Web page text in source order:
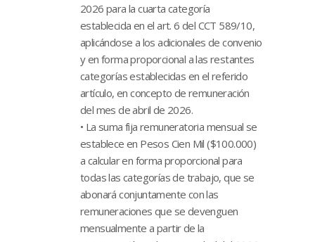
2026 para la cuarta categoría
establecida en el art. 6 del CCT 589/10,
aplicándose a los adicionales de convenio
y en forma proporcional a las restantes
categorías establecidas en el referido
artículo, en concepto de remuneración
del mes de abril de 2026.
• La suma fija remuneratoria mensual se
establece en Pesos Cien Mil ($100.000)
a calcular en forma proporcional para
todas las categorías de trabajo, que se
abonará conjuntamente con las
remuneraciones que se devenguen
mensualmente a partir de la